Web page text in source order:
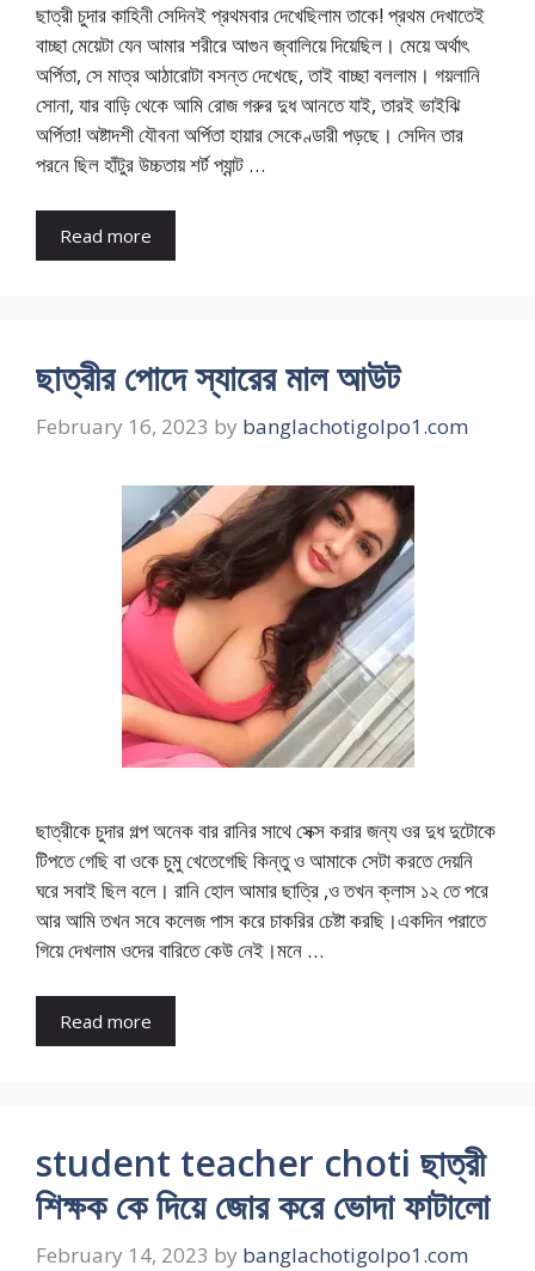
ছাত্রী চুদার কাহিনী সেদিনই প্রথমবার দেখেছিলাম তাকে! প্রথম দেখাতেই
বাচ্ছা মেয়েটা যেন আমার শরীরে আগুন জ্বালিয়ে দিয়েছিল। মেয়ে অর্থাৎ
অর্পিতা, সে মাত্র আঠারোটা বসন্ত দেখেছে, তাই বাচ্ছা বললাম। গয়লানি
সোনা, যার বাড়ি থেকে আমি রোজ গরুর দুধ আনতে যাই, তারই ভাইঝি
অর্পিতা! অষ্টাদশী যৌবনা অর্পিতা হায়ার সেকেণ্ডারী পড়ছে। সেদিন তার
পরনে ছিল হাঁটুর উচ্চতায় শর্ট প্যান্ট …
Read more
ছাত্রীর পোদে স্যারের মাল আউট
February 16, 2023 by banglachotigolpo1.com
ছাত্রীকে চুদার গল্প অনেক বার রানির সাথে সেক্স করার জন্য ওর দুধ দুটোকে
টিপতে গেছি বা ওকে চুমু খেতেগেছি কিন্তু ও আমাকে সেটা করতে দেয়নি
ঘরে সবাই ছিল বলে। রানি হোল আমার ছাত্রি ,ও তখন ক্লাস ১২ তে পরে
আর আমি তখন সবে কলেজ পাস করে চাকরির চেষ্টা করছি।একদিন পরাতে
গিয়ে দেখলাম ওদের বারিতে কেউ নেই।মনে …
Read more
student teacher choti ছাত্রী
শিক্ষক কে দিয়ে জোর করে ভোদা ফাটালো
February 14, 2023 by banglachotigolpo1.com